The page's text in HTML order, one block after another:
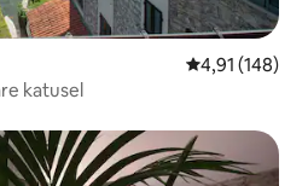
Keskmine
4,91 (148)
katusel